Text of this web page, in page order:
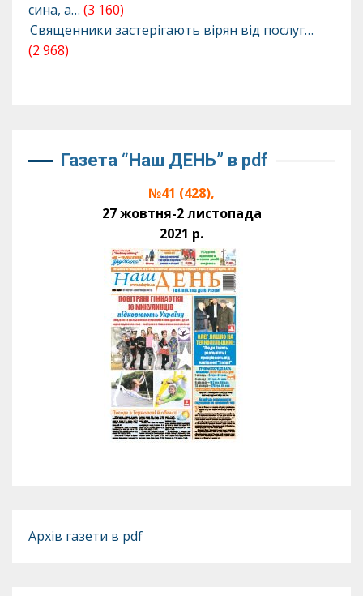
сина, а… (3 160)
Священники застерігають вірян від послуг…
(2 968)
Газета “Наш ДЕНЬ” в pdf
№41 (428),
27 жовтня-2 листопада
2021 р.
Архів газети в pdf